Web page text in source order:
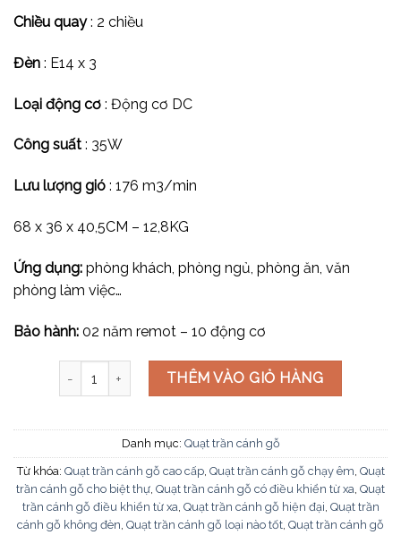
Chiều quay: 2 chiều
Đèn : E14 x 3
Loại động cơ : Động cơ DC
Công suất : 35W
Lưu lượng gió : 176 m3/min
68 x 36 x 40,5CM – 12,8KG
Ứng dụng: phòng khách, phòng ngủ, phòng ăn, văn
phòng làm việc…
Bảo hành: 02 năm remot – 10 động cơ
Quạt trần cánh gỗ QT5277 số lượng
THÊM VÀO GIỎ HÀNG
Danh mục: Quạt trần cánh gỗ
Từ khóa: Quạt trần cánh gỗ cao cấp, Quạt trần cánh gỗ chạy êm, Quạt
trần cánh gỗ cho biệt thự, Quạt trần cánh gỗ có điều khiển từ xa, Quạt
trần cánh gỗ điều khiển từ xa, Quạt trần cánh gỗ hiện đại, Quạt trần
cánh gỗ không đèn, Quạt trần cánh gỗ loại nào tốt, Quạt trần cánh gỗ